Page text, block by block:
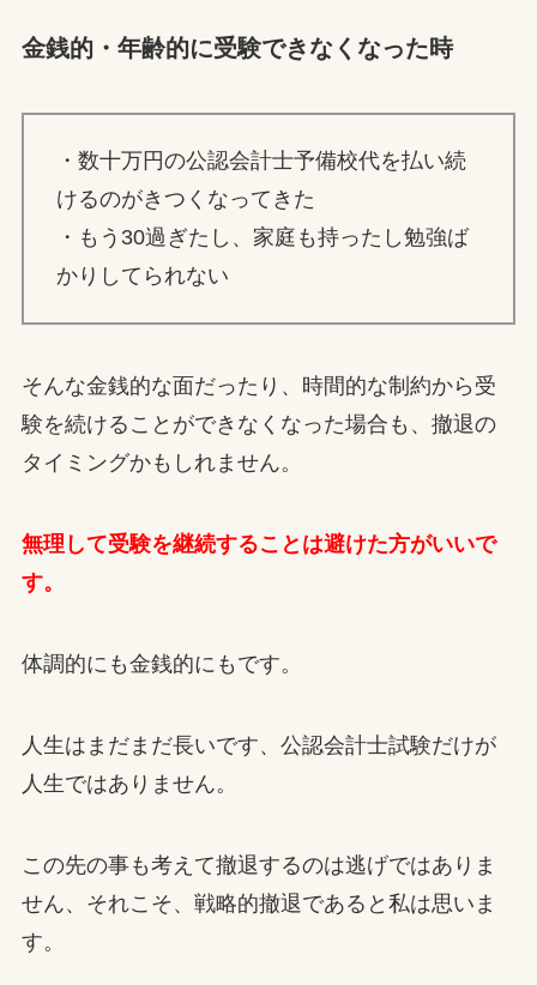
金銭的・年齢的に受験できなくなった時
・数十万円の公認会計士予備校代を払い続
けるのがきつくなってきた
・もう30過ぎたし、家庭も持ったし勉強ば
かりしてられない
そんな金銭的な面だったり、時間的な制約から受
験を続けることができなくなった場合も、撤退の
タイミングかもしれません。
無理して受験を継続することは避けた方がいいで
す。
体調的にも金銭的にもです。
人生はまだまだ長いです、公認会計士試験だけが
人生ではありません。
この先の事も考えて撤退するのは逃げではありま
せん、それこそ、戦略的撤退であると私は思いま
す。